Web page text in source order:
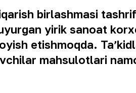
birlashmasi
yirik sanoat
etishmoqda.
mahsulotlari